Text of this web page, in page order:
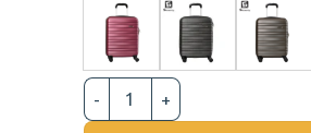
количество за КУФАР ЗА